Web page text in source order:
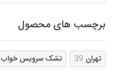
برچسب های محصول
تهران 39 تشک سرویس خواب